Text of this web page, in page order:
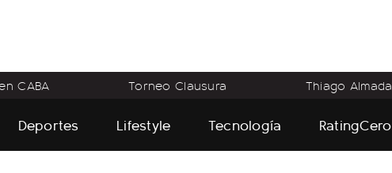
CABA Torneo Clausura Thiago Almada
Deportes Lifestyle Tecnología RatingCero